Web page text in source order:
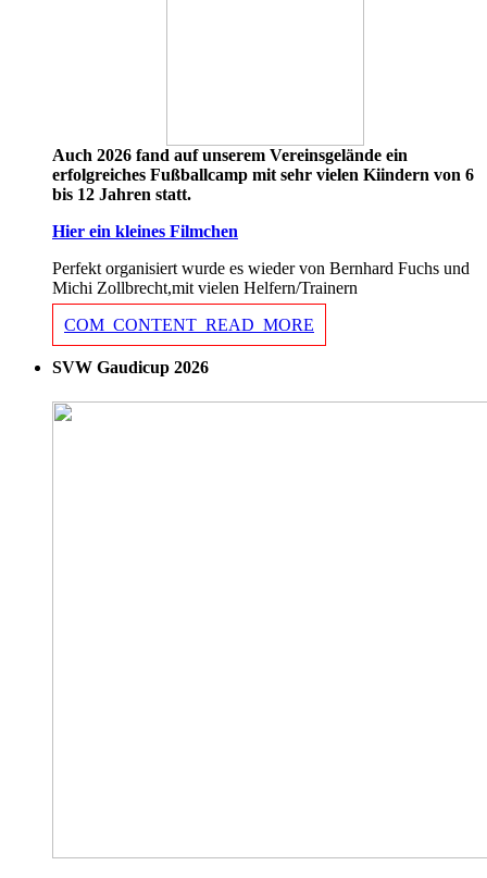
Auch 2026 fand auf unserem Vereinsgelände ein
erfolgreiches Fußballcamp mit sehr vielen Kiindern von 6
bis 12 Jahren statt.
Hier ein kleines Filmchen
Perfekt organisiert wurde es wieder von Bernhard Fuchs und
Michi Zollbrecht,mit vielen Helfern/Trainern
COM_CONTENT_READ_MORE
SVW Gaudicup 2026